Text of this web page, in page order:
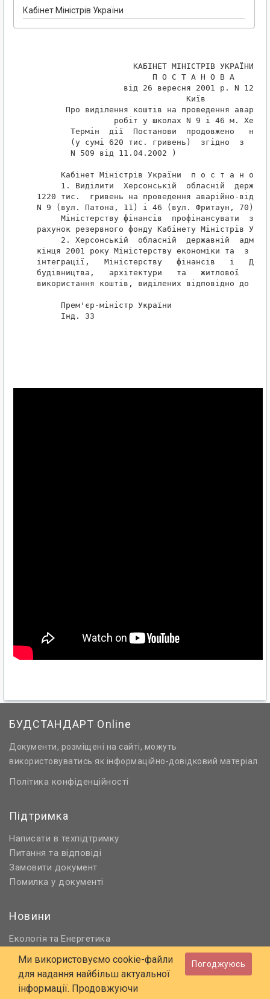
Кабінет Міністрів України
                    КАБІНЕТ МІНІСТРІВ УКРАЇНИ
                        П О С Т А Н О В А
                  від 26 вересня 2001 р. N 1261
                               Київ
Про виділення коштів на проведення
робіт у школах N 9 і 46 м.
Термін  дії  Постанови  продовжено   на
(у сумі 620 тис. гривень)  згідно  з
       N 509 від 11.04.2002 )
Кабінет Міністрів України  п о с т а н о в
1. Виділити  Херсонській  обласній
1220 тис.  гривень на проведення аварійно-
N 9 (вул. Патона, 11) і 46 (вул. Фритаун, 70) м.
Міністерству фінансів  профінансувати
рахунок резервного фонду Кабінету Міністрів
2. Херсонській  обласній  державній
кінця 2001 року Міністерству економіки та  з
інтеграції,   Міністерству   фінансів   і
будівництва,   архітектури   та   житлової
використання коштів, виділених відповідно до
Прем'єр-міністр України
     Інд. 33
БУДСТАНДАРТ Online
Документи, розміщені на сайті, можуть
використовуватись як інформаційно-довідковий матеріал.
Політика конфіденційності
Підтримка
Написати в техпідтримку
Питання та відповіді
Замовити документ
Помилка у документі
Новини
Екологія та Енергетика
Нормативне регулювання
Будівництво та проєктування
Охорона праці та ПБ
Ми використовуємо cookie-файли
для надання найбільш актуальної
інформації. Продовжуючи
Погоджуюсь